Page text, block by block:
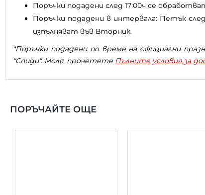
Поръчки подадени след 17:00ч се
Поръчки подадени в интервала: Петък
изпълняват във Вторник.
*Поръчки подадени по време на официални
"Спиди". Моля, прочетете Пълните условия за
ПОРЪЧАЙТЕ ОЩЕ